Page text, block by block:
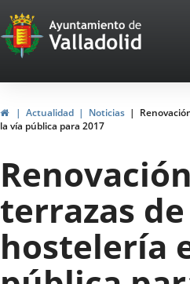
Portal
Web
del
Ayuntamiento
de
Valladolid
InicioActualidad Noticias
la vía pública para 2017
terrazas de
hostelería